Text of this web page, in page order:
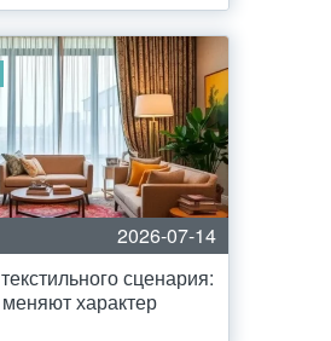
2026-07-14
сценария:
характер